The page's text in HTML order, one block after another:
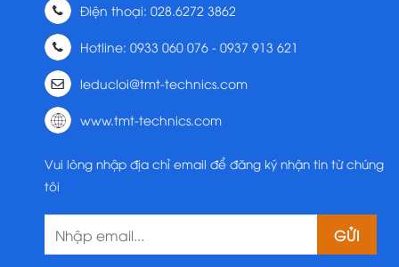
Điện thoại: 028.6272 3862
Hotline: 0933 060 076 - 0937 913 621
leducloi@tmt-technics.com
www.tmt-technics.com
Vui lòng nhập địa chỉ email để đăng ký nhận tin từ chúng
tôi